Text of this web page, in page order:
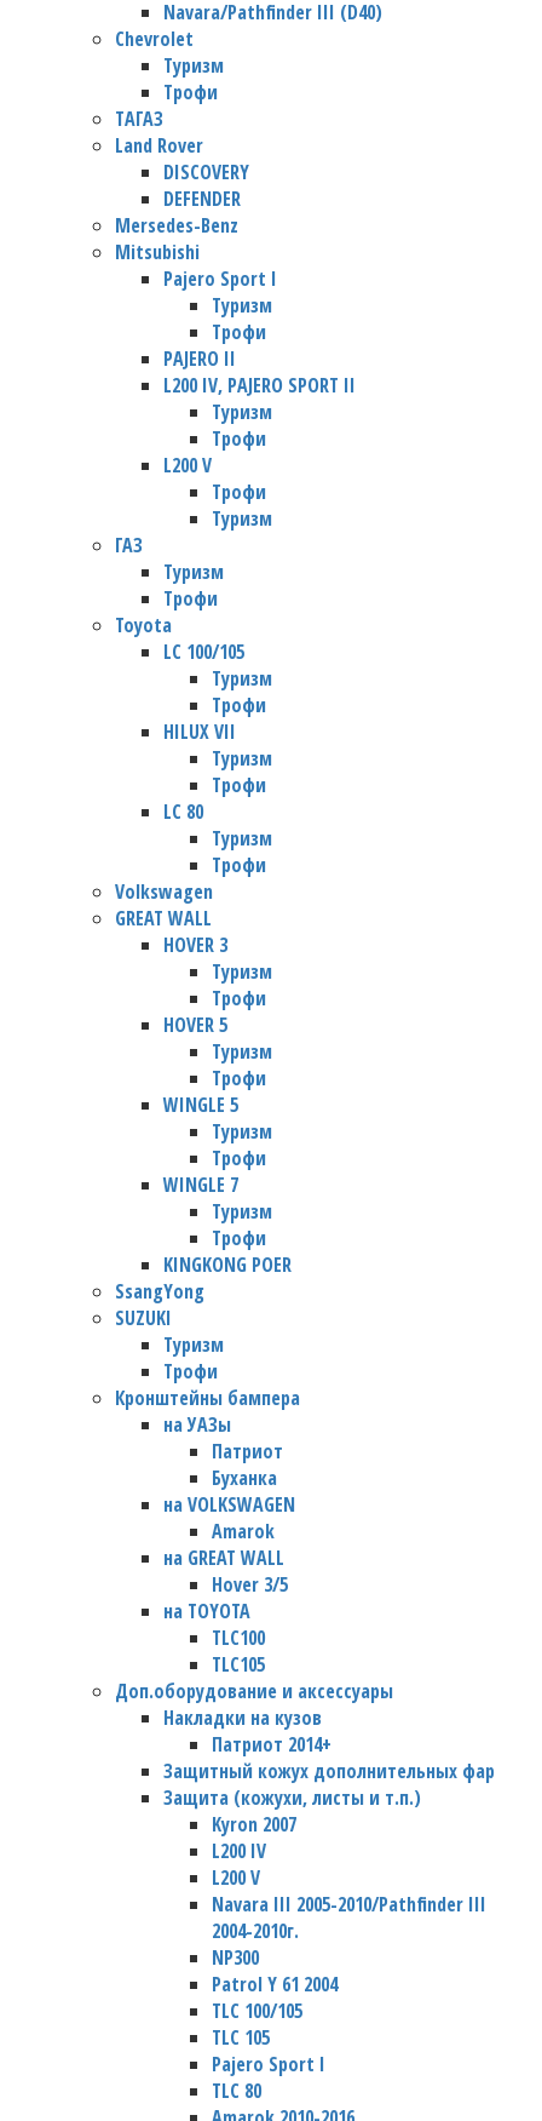
Navara/Pathfinder III (D40)
Chevrolet
Туризм
Трофи
TАГАЗ
Land Rover
DISCOVERY
DEFENDER
Mersedes-Benz
Mitsubishi
Pajero Sport I
Туризм
Трофи
PAJERO II
L200 IV, PAJERO SPORT II
Туризм
Трофи
L200 V
Трофи
Туризм
ГАЗ
Туризм
Трофи
Toyota
LC 100/105
Туризм
Трофи
HILUX VII
Туризм
Трофи
LC 80
Туризм
Трофи
Volkswagen
GREAT WALL
HOVER 3
Туризм
Трофи
HOVER 5
Туризм
Трофи
WINGLE 5
Туризм
Трофи
WINGLE 7
Туризм
Трофи
KINGKONG POER
SsangYong
SUZUKI
Туризм
Трофи
Кронштейны бампера
на УАЗы
Патриот
Буханка
на VOLKSWAGEN
Amarok
на GREAT WALL
Hover 3/5
на TOYOTA
TLC100
TLC105
Доп.оборудование и аксессуары
Накладки на кузов
Патриот 2014+
Защитный кожух дополнительных фар
Защита (кожухи, листы и т.п.)
Kyron 2007
L200 IV
L200 V
Navara III 2005-2010/Pathfinder III
2004-2010г.
NP300
Patrol Y 61 2004
TLC 100/105
TLC 105
Pajero Sport I
TLC 80